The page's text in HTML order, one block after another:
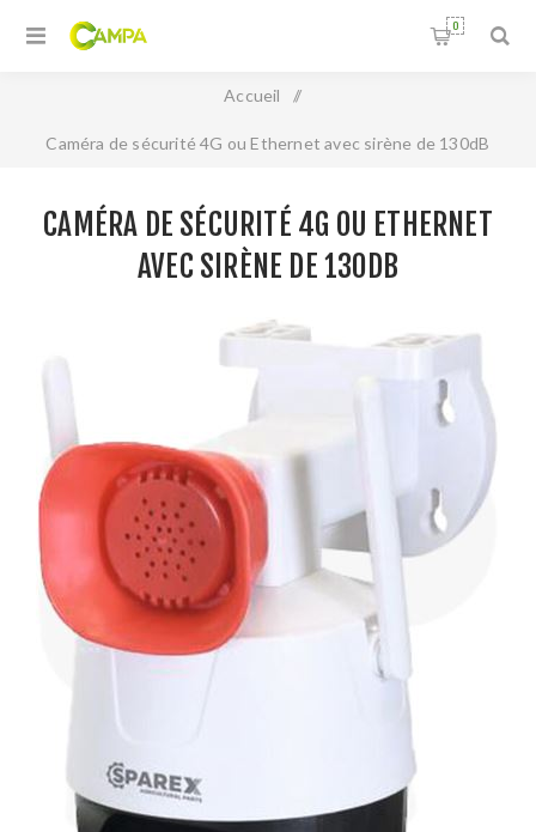
0
Accueil /
Caméra de sécurité 4G ou Ethernet avec sirène de 130dB
CAMÉRA DE SÉCURITÉ 4G OU ETHERNET
AVEC SIRÈNE DE 130DB